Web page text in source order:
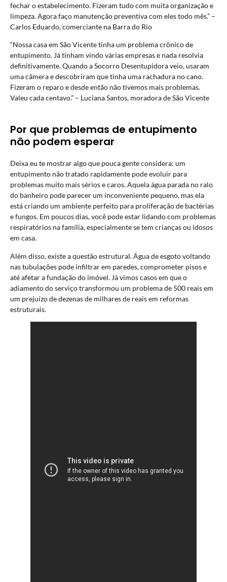
fechar o estabelecimento. Fizeram tudo com muita organização e
limpeza. Agora faço manutenção preventiva com eles todo mês.” –
Carlos Eduardo, comerciante na Barra do Rio
“Nossa casa em São Vicente tinha um problema crônico de
entupimento. Já tinham vindo várias empresas e nada resolvia
definitivamente. Quando a Socorro Desentupidora veio, usaram
uma câmera e descobriram que tinha uma rachadura no cano.
Fizeram o reparo e desde então não tivemos mais problemas.
Valeu cada centavo.” – Luciana Santos, moradora de São Vicente
Por que problemas de entupimento
não podem esperar
Deixa eu te mostrar algo que pouca gente considera: um
entupimento não tratado rapidamente pode evoluir para
problemas muito mais sérios e caros. Aquela água parada no ralo
do banheiro pode parecer um inconveniente pequeno, mas ela
está criando um ambiente perfeito para proliferação de bactérias
e fungos. Em poucos dias, você pode estar lidando com problemas
respiratórios na família, especialmente se tem crianças ou idosos
em casa.
Além disso, existe a questão estrutural. Água de esgoto voltando
nas tubulações pode infiltrar em paredes, comprometer pisos e
até afetar a fundação do imóvel. Já vimos casos em que o
adiamento do serviço transformou um problema de 500 reais em
um prejuízo de dezenas de milhares de reais em reformas
estruturais.